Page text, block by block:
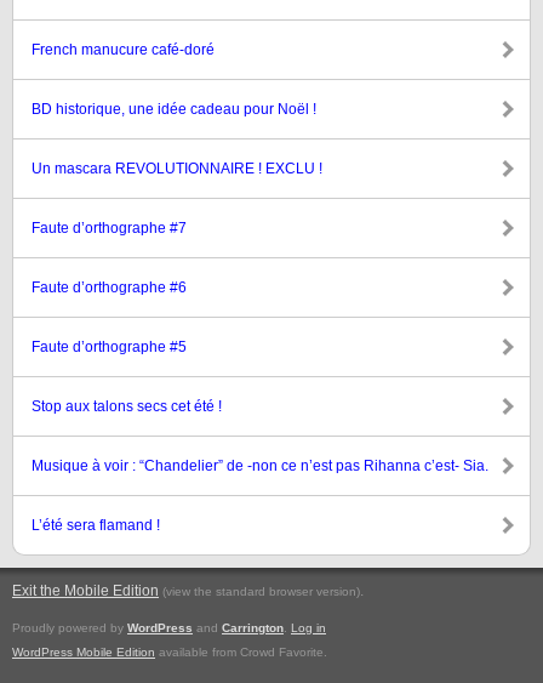
French manucure café-doré
BD historique, une idée cadeau pour Noël !
Un mascara REVOLUTIONNAIRE ! EXCLU !
Faute d’orthographe #7
Faute d’orthographe #6
Faute d’orthographe #5
Stop aux talons secs cet été !
Musique à voir : “Chandelier” de -non ce n’est pas Rihanna c’est- Sia.
L’été sera flamand !
Exit the Mobile Edition (view the standard browser version).
Proudly powered by WordPress and Carrington
Log in
WordPress Mobile Edition available from Crowd Favorite.